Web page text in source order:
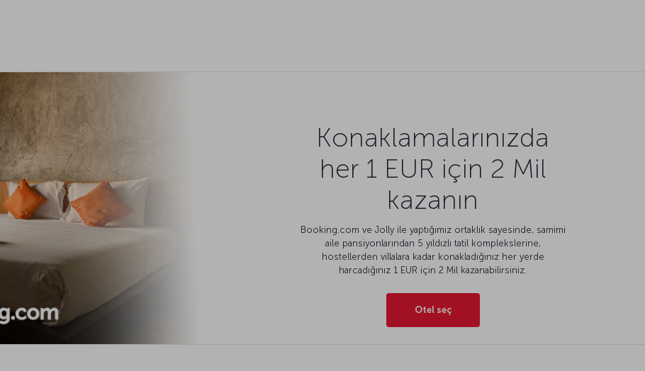
Konaklamalarınızda
her 1 EUR için 2 Mil
kazanın
Booking.com ve Jolly ile yaptığımız ortaklık sayesinde, samimi
aile pansiyonlarından 5 yıldızlı tatil komplekslerine,
hostellerden villalara kadar konakladığınız her yerde
harcadığınız 1 EUR için 2 Mil kazanabilirsiniz.
Otel seç